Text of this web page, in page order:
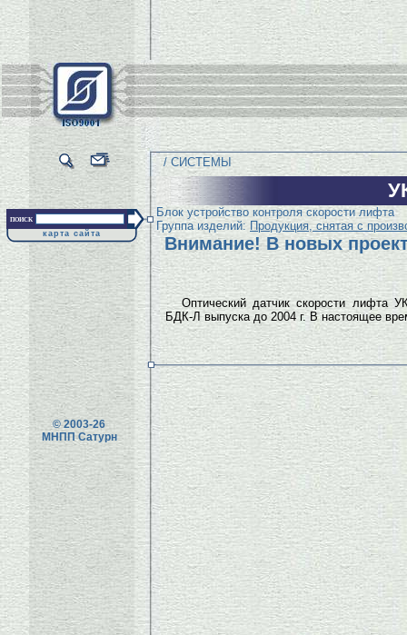
/ СИСТЕМЫ
поиск
карта сайта
Блок устройство контроля скорости лифта
Группа изделий: Продукция, снятая с
Внимание! В новых
Оптический датчик скорости лифта
БДК-Л выпуска до 2004 г. В настоящее
© 2003-26
МНПП Сатурн